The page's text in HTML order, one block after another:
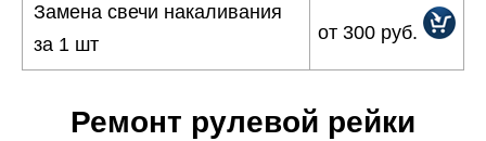
Замена свечи накаливания
за 1 шт
от 300 руб.
Ремонт рулевой рейки